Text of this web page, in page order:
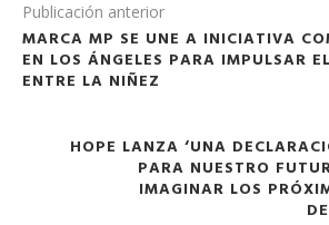
Publicación anterior
MARCA MP SE UNE A INICIATIVA
EN LOS ÁNGELES PARA IMPULSAR
ENTRE LA NIÑEZ
HOPE LANZA ‘UNA
PARA NUESTRO
IMAGINAR LOS